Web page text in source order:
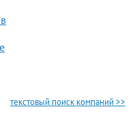
текстовый поиск компаний >>